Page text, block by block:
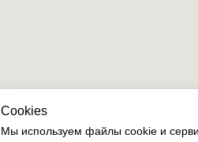
Сookies
Мы используем файлы cookie и